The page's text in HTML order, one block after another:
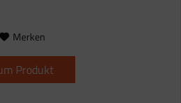
Merken
Produkt